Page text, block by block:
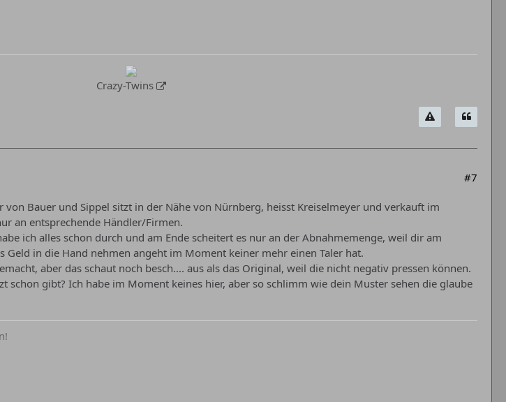
Crazy-Twins
#7
Bauer und Sippel sitzt in der Nähe von Nürnberg, heisst Kreiselmeyer und verkauft im
an entsprechende Händler/Firmen.
ich alles schon durch und am Ende scheitert es nur an der Abnahmemenge, weil dir am
Geld in die Hand nehmen angeht im Moment keiner mehr einen Taler hat.
aber das schaut noch besch.... aus als das Original, weil die nicht negativ pressen können.
schon gibt? Ich habe im Moment keines hier, aber so schlimm wie dein Muster sehen die glaube